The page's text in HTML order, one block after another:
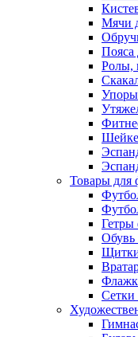
Мячи
Пояса
Ролы,
Товары для
Гетры
Обувь
Сетки